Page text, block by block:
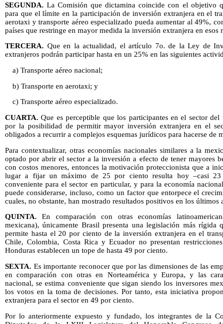
SEGUNDA. La Comisión que dictamina coincide con el objetivo
para que el límite en la participación de inversión extranjera en el
aerotaxi y transporte aéreo especializado pueda aumentar al 49%,
países que restringe en mayor medida la inversión extranjera en esos
TERCERA. Que en la actualidad, el artículo 7o. de la Ley de
extranjeros podrán participar hasta en un 25% en las siguientes
a) Transporte aéreo nacional;
b) Transporte en aerotaxi; y
c) Transporte aéreo especializado.
CUARTA. Que es perceptible que los participantes en el sector
por la posibilidad de permitir mayor inversión extranjera en el
obligados a recurrir a complejos esquemas jurídicos para hacerse de
Para contextualizar, otras economías nacionales similares a la
optado por abrir el sector a la inversión a efecto de tener mayores
con costos menores, entonces la motivación proteccionista que a
lugar a fijar un máximo de 25 por ciento resulta hoy –casi 23
conveniente para el sector en particular, y para la economía
puede considerarse, incluso, como un factor que entorpece el
cuales, no obstante, han mostrado resultados positivos en los últimos
QUINTA. En comparación con otras economías
mexicana), únicamente Brasil presenta una legislación más rígida
permite hasta el 20 por ciento de la inversión extranjera en el
Chile, Colombia, Costa Rica y Ecuador no presentan
Honduras establecen un tope de hasta 49 por ciento.
SEXTA. Es importante reconocer que por las dimensiones de las
en comparación con otras en Norteamérica y Europa, y las
nacional, se estima conveniente que sigan siendo los inversores
los votos en la toma de decisiones. Por tanto, esta iniciativa
extranjera para el sector en 49 por ciento.
Por lo anteriormente expuesto y fundado, los integrantes de la